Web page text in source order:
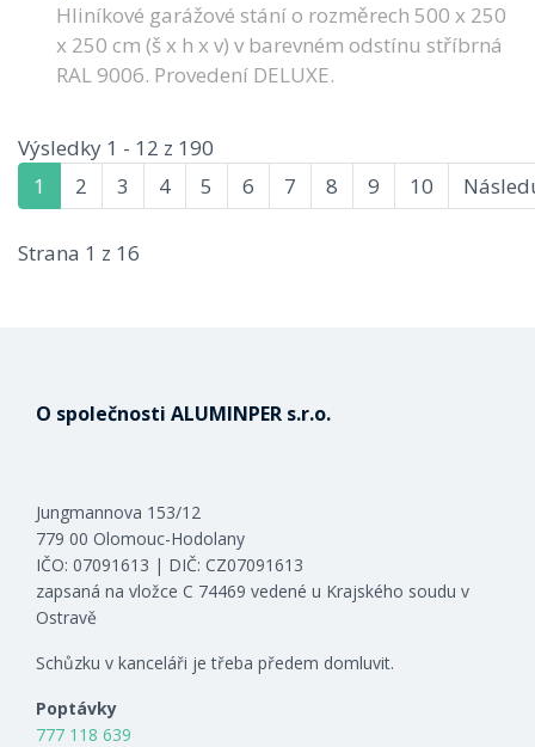
Hliníkové garážové stání o rozměrech 500 x 250
x 250 cm (š x h x v) v barevném odstínu stříbrná
RAL 9006. Provedení DELUXE.
Výsledky 1 - 12 z 190
1
2 3 4 5 6 7 8 9 10
Strana 1 z 16
O společnosti ALUMINPER s.r.o.
Jungmannova 153/12
779 00 Olomouc-Hodolany
IČO: 07091613 | DIČ: CZ07091613
zapsaná na vložce C 74469 vedené u Krajského soudu v
Ostravě
Schůzku v kanceláři je třeba předem domluvit.
Poptávky
777 118 639